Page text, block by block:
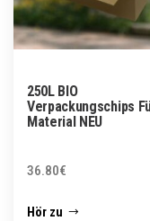
250L BIO
Verpackungschips
Material NEU
36.80€
Hör zu